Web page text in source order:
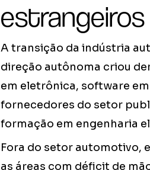
estrangeiros
A transição da indústria
direção autônoma criou
em eletrônica, software
fornecedores do setor
formação em engenharia
Fora do setor automotivo,
as áreas com déficit de